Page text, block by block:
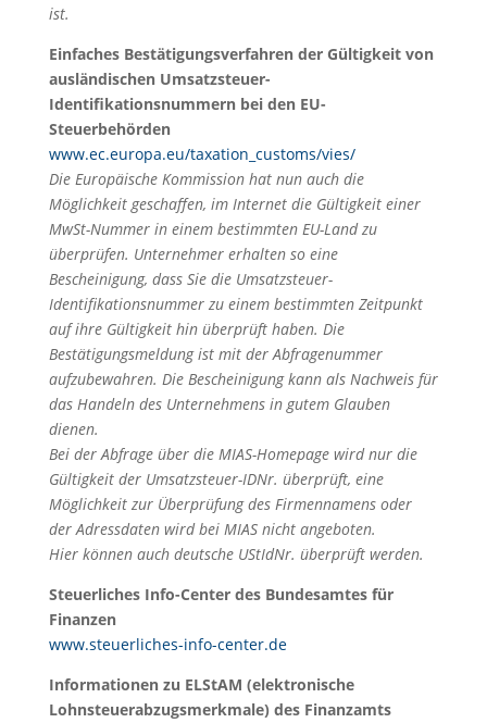
ist.
Einfaches Bestätigungsverfahren der Gültigkeit von
ausländischen Umsatzsteuer-
Identifikationsnummern bei den EU-
Steuerbehörden
www.ec.europa.eu/taxation_customs/vies/
Die Europäische Kommission hat nun auch die
Möglichkeit geschaffen, im Internet die Gültigkeit einer
MwSt-Nummer in einem bestimmten EU-Land zu
überprüfen. Unternehmer erhalten so eine
Bescheinigung, dass Sie die Umsatzsteuer-
Identifikationsnummer zu einem bestimmten Zeitpunkt
auf ihre Gültigkeit hin überprüft haben. Die
Bestätigungsmeldung ist mit der Abfragenummer
aufzubewahren. Die Bescheinigung kann als Nachweis für
das Handeln des Unternehmens in gutem Glauben
dienen.
Bei der Abfrage über die MIAS-Homepage wird nur die
Gültigkeit der Umsatzsteuer-IDNr. überprüft, eine
Möglichkeit zur Überprüfung des Firmennamens oder
der Adressdaten wird bei MIAS nicht angeboten.
Hier können auch deutsche UStIdNr. überprüft werden.
Steuerliches Info-Center des Bundesamtes für
Finanzen
www.steuerliches-info-center.de
Informationen zu ELStAM (elektronische
Lohnsteuerabzugsmerkmale) des Finanzamts